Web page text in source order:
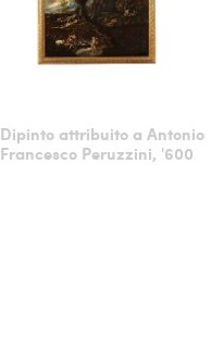
Dipinto attribuito a Antonio
Francesco Peruzzini, '600